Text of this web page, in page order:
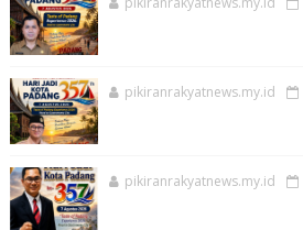
pikiranrakyatnews.my.id
pikiranrakyatnews.my.id